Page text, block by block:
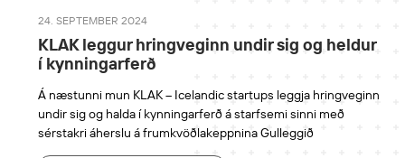
24. SEPTEMBER 2024
KLAK leggur hringveginn undir sig og heldur
í kynningarferð
Á næstunni mun KLAK – Icelandic startups leggja hringveginn
undir sig og halda í kynningarferð á starfsemi sinni með
sérstakri áherslu á frumkvöðlakeppnina Gulleggið